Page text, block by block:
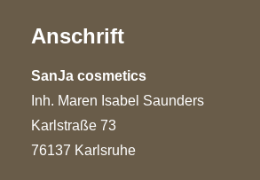
Anschrift
SanJa cosmetics
Inh. Maren Isabel Saunders
Karlstraße 73
76137 Karlsruhe